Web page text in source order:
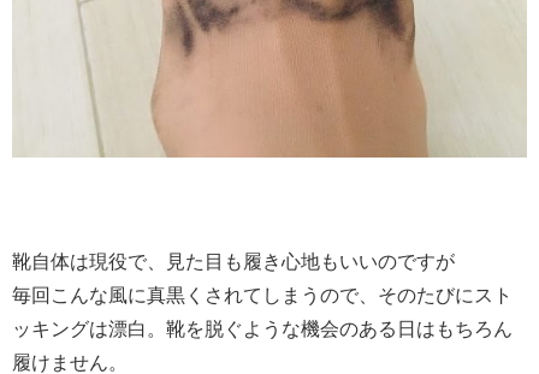
靴自体は現役で、見た目も履き心地もいいのですが
毎回こんな風に真黒くされてしまうので、そのたびにスト
ッキングは漂白。靴を脱ぐような機会のある日はもちろん
履けません。